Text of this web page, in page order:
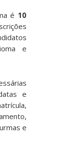
é 10
e
e
e